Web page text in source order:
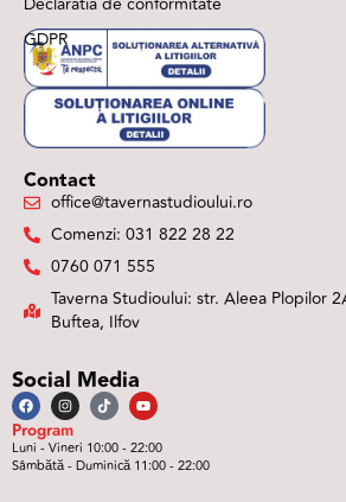
GDPR
Contact
office@tavernastudioului.ro
Comenzi: 031 822 28 22
0760 071 555
Taverna Studioului: str. Aleea Plopilor
Buftea, Ilfov
Social Media
Program
Luni - Vineri 10:00 - 22:00
Sâmbătă - Duminică 11:00 - 22:00